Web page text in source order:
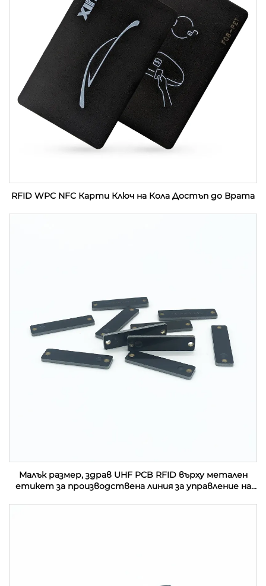
RFID WPC NFC Карти Ключ на Кола Достъп до Врата
Малък размер, здрав UHF PCB RFID върху метален
етикет за производствена линия за управление на